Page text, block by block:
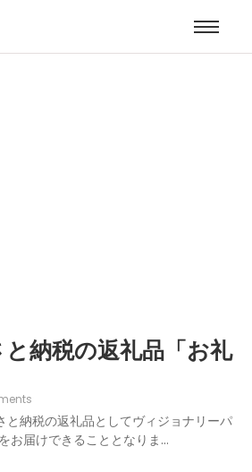
納税の返礼品「お礼
と納税の返礼品としてヴィジョナリーパ
お届けできることとなりま...